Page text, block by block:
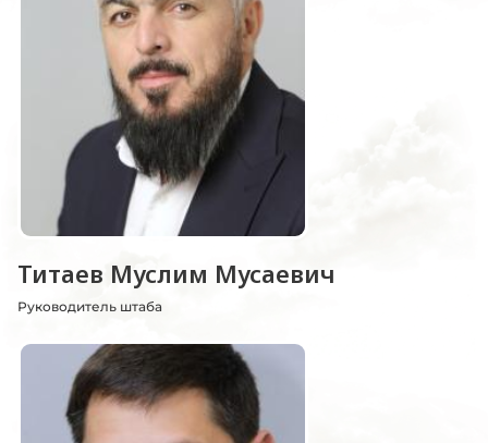
Титаев Муслим Мусаевич
Руководитель штаба